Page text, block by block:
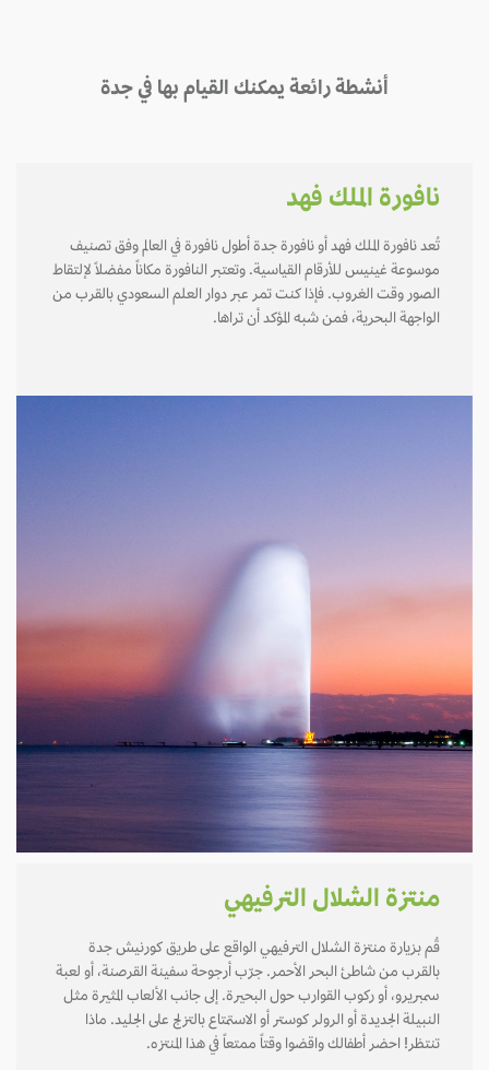
أنشطة رائعة يمكنك القيام بها في جدة
نافورة الملك فهد
تُعد نافورة الملك فهد أو نافورة جدة أطول نافورة في العالم وفق تصنيف
موسوعة غينيس للأرقام القياسية. وتعتبر النافورة مكاناً مفضلاً لإلتقاط
الصور وقت الغروب. فإذا كنت تمر عبر دوار العلم السعودي بالقرب من
الواجهة البحرية، فمن شبه المؤكد أن تراها.
منتزة الشلال الترفيهي
قُم بزيارة منتزة الشلال الترفيهي الواقع على طريق كورنيش جدة
بالقرب من شاطئ البحر الأحمر. جرّب أرجوحة سفينة القرصنة، أو لعبة
سمبريرو، أو ركوب القوارب حول البحيرة. إلى جانب الألعاب المثيرة مثل
النبيلة الجديدة أو الرولر كوستر أو الاستمتاع بالتزلج على الجليد. ماذا
تنتظر! احضر أطفالك واقضوا وقتاً ممتعاً في هذا المنتزه.